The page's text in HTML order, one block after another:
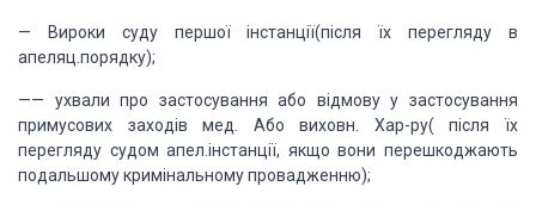
— Вироки суду першоїінстанції(після їх перегляду в
апеляц.порядку);
—— ухвали про застосування або відмову у застосування
примусових заходів мед. Або виховн. Хар-ру( після їх
перегляду судом апел.інстанції, якщо вони перешкоджають
подальшому кримінальномупровадженню);